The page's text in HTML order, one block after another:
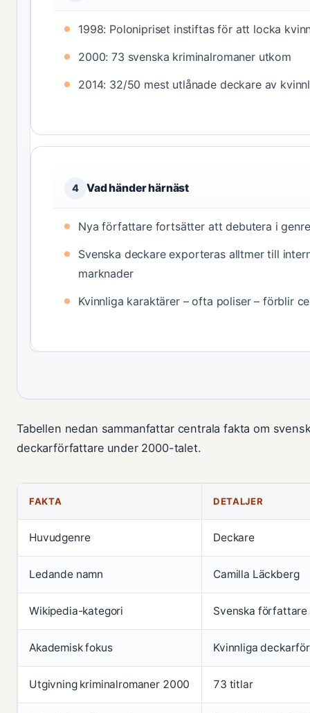
1998: Polonipriset instiftas för att locka
2000: 73 svenska kriminalromaner utkom
2014: 32/50 mest utlånade deckare av
4 Vad händer härnäst
Nya författare fortsätter att debutera i
Svenska deckare exporteras alltmer till
marknader
Kvinnliga karaktärer – ofta poliser – förblir
Tabellen nedan sammanfattar centrala fakta om
deckarförfattare under 2000-talet.
FAKTA DETALJER
Huvudgenre Deckare
Ledande namn Camilla Läckberg
Wikipedia-kategori Svenska
Akademisk fokus Kvinnliga
Utgivning kriminalromaner 2000 73 titlar